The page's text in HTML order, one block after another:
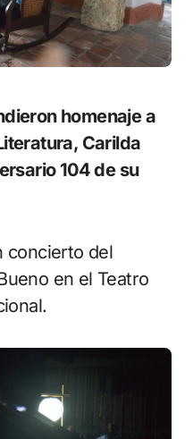
Carilda
104 de su
concierto del
en el Teatro